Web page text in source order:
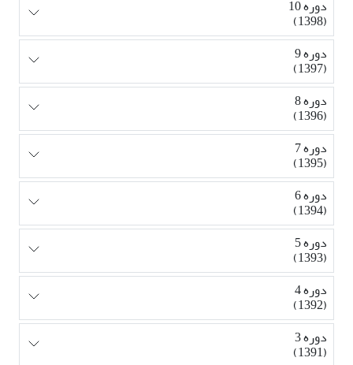
دوره 10
(1398)
دوره 9
(1397)
دوره 8
(1396)
دوره 7
(1395)
دوره 6
(1394)
دوره 5
(1393)
دوره 4
(1392)
دوره 3
(1391)